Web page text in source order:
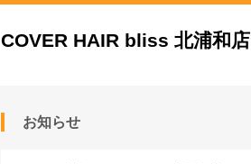
COVER HAIR bliss 北浦和店
お知らせ